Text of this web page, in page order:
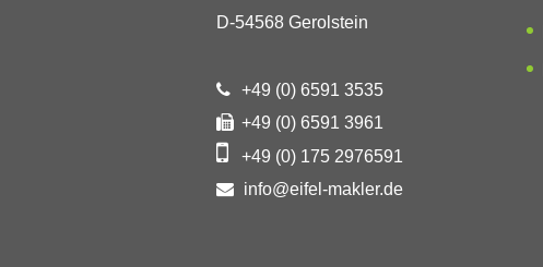
D-54568 Gerolstein
+49 (0) 6591 3535
+49 (0) 6591 3961
+49 (0) 175 2976591
info@eifel-makler.de